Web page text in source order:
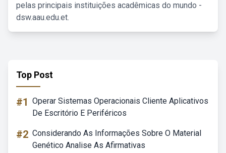
pelas principais instituições acadêmicas do mundo -
dsw.aau.edu.et.
Top Post
#1 Operar Sistemas Operacionais Cliente Aplicativos
De Escritório E Periféricos
#2 Considerando As Informações Sobre O Material
Genético Analise As Afirmativas